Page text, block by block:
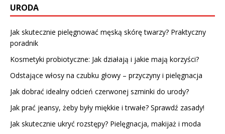
URODA
Jak skutecznie pielęgnować męską skórę twarzy? Praktyczny
poradnik
Kosmetyki probiotyczne: Jak działają i jakie mają korzyści?
Odstające włosy na czubku głowy – przyczyny i pielęgnacja
Jak dobrać idealny odcień czerwonej szminki do urody?
Jak prać jeansy, żeby były miękkie i trwałe? Sprawdź zasady!
Jak skutecznie ukryć rozstępy? Pielęgnacja, makijaż i moda